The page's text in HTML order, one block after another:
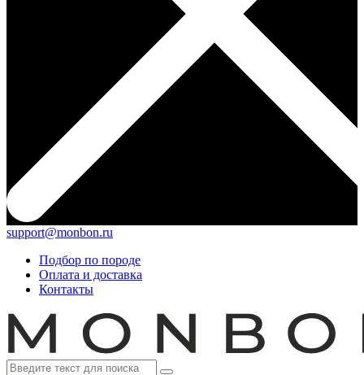
support@monbon.ru
Подбор по породе
Оплата и доставка
Контакты